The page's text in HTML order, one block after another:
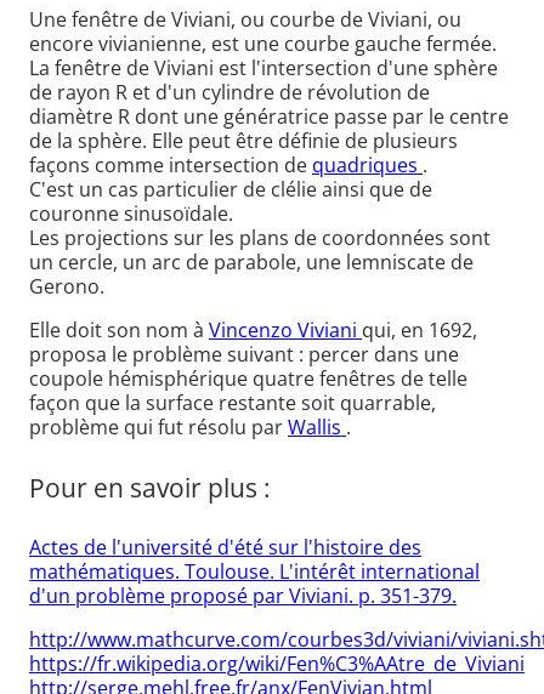
Une fenêtre de Viviani, ou courbe de Viviani, ou
encore vivianienne, est une courbe gauche fermée.
La fenêtre de Viviani est l'intersection d'une sphère
de rayon R et d'un cylindre de révolution de
diamètre R dont une génératrice passe par le centre
de la sphère. Elle peut être définie de plusieurs
façons comme intersection de quadriques .
C'est un cas particulier de clélie ainsi que de
couronne sinusoïdale.
Les projections sur les plans de coordonnées sont
un cercle, un arc de parabole, une lemniscate de
Gerono.
Elle doit son nom à Vincenzo Viviani qui, en 1692,
proposa le problème suivant : percer dans une
coupole hémisphérique quatre fenêtres de telle
façon que la surface restante soit quarrable,
problème qui fut résolu parWallis .
Pour en savoir plus :
Actes de l'université d'été sur l'histoire des
mathématiques. Toulouse. L'intérêt international
d'un problème proposé par Viviani. p. 351-379.
http://www.mathcurve.com/courbes3d/viviani/
https://fr.wikipedia.org/wiki/Fen%C3%AAtre_de_Viviani
http://serge.mehl.free.fr/anx/FenVivian.html